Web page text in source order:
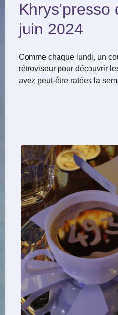
Khrys’presso
juin 2024
Comme chaque lundi, un
rétroviseur pour découvrir
avez peut-être ratées la